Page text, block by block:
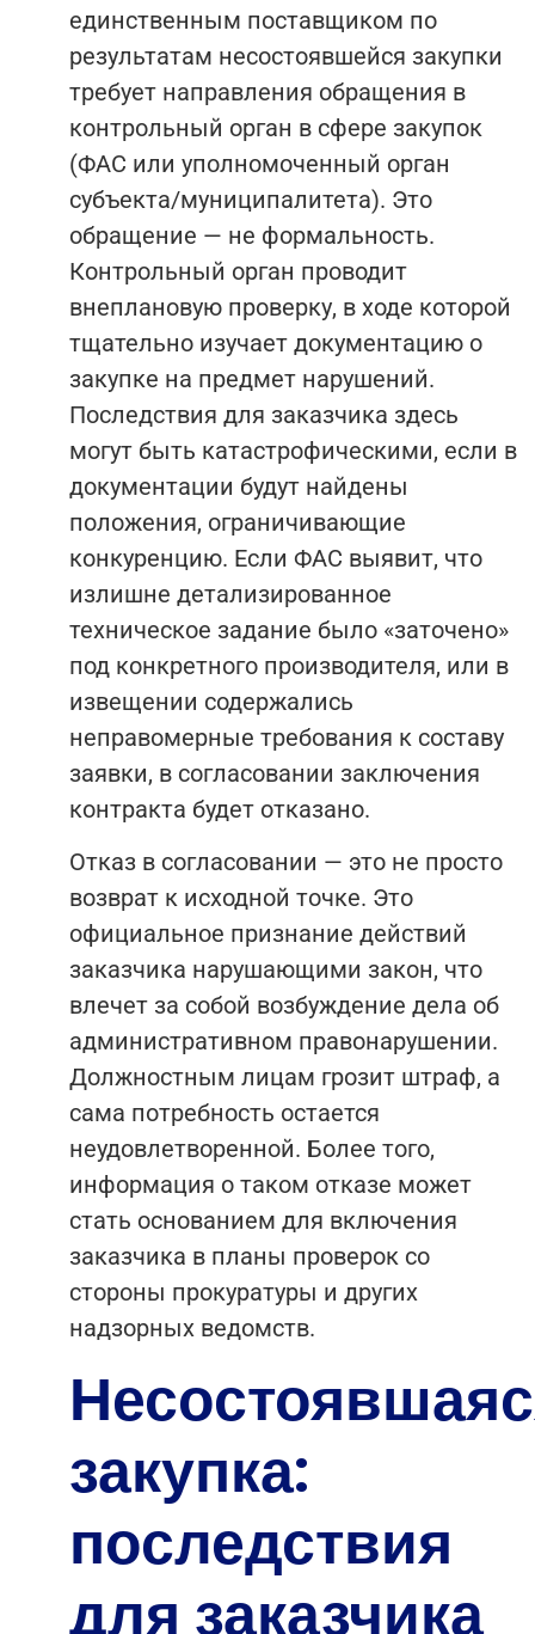
единственным поставщиком по
результатам несостоявшейся закупки
требует направления обращения в
контрольный орган в сфере закупок
(ФАС или уполномоченный орган
субъекта/муниципалитета). Это
обращение — не формальность.
Контрольный орган проводит
внеплановую проверку, в ходе которой
тщательно изучает документацию о
закупке на предмет нарушений.
Последствия для заказчика здесь
могут быть катастрофическими, если в
документации будут найдены
положения, ограничивающие
конкуренцию. Если ФАС выявит, что
излишне детализированное
техническое задание было «заточено»
под конкретного производителя, или в
извещении содержались
неправомерные требования к составу
заявки, в согласовании заключения
контракта будет отказано.
Отказ в согласовании — это не просто
возврат к исходной точке. Это
официальное признание действий
заказчика нарушающими закон, что
влечет за собой возбуждение дела об
административном правонарушении.
Должностным лицам грозит штраф, а
сама потребность остается
неудовлетворенной. Более того,
информация о таком отказе может
стать основанием для включения
заказчика в планы проверок со
стороны прокуратуры и других
надзорных ведомств.
закупка:
последствия
для заказчика